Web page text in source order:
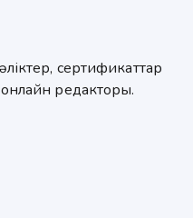
сертификаттар
редакторы.